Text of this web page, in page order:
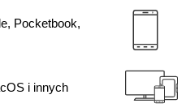
Pocketbook,
i innych